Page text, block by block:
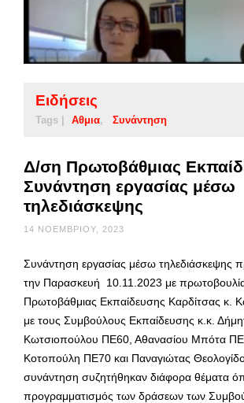
Ειδήσεις
Tags | Αθμια Συνάντηση
Δ/ση Πρωτοβάθμιας
Συνάντηση εργασίας μέσω
τηλεδιάσκεψης
14 ΝΟΕΜΒΡΊΟΥ, 2023
Συνάντηση εργασίας μέσω τηλεδιάσκεψης
την Παρασκευή 10.11.2023 με πρωτοβουλία
Πρωτοβάθμιας Εκπαίδευσης Καρδίτσας κ.
με τους Συμβούλους Εκπαίδευσης κ.κ.
Κωτσιοπούλου ΠΕ60, Αθανασίου Μπότα
Κοτοπούλη ΠΕ70 και Παναγιώτας
συνάντηση συζητήθηκαν διάφορα θέματα
προγραμματισμός των δράσεων των